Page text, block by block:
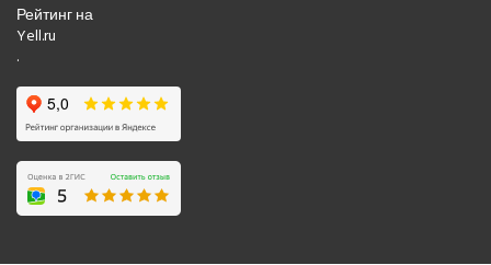
Рейтинг на
Yell.ru
.